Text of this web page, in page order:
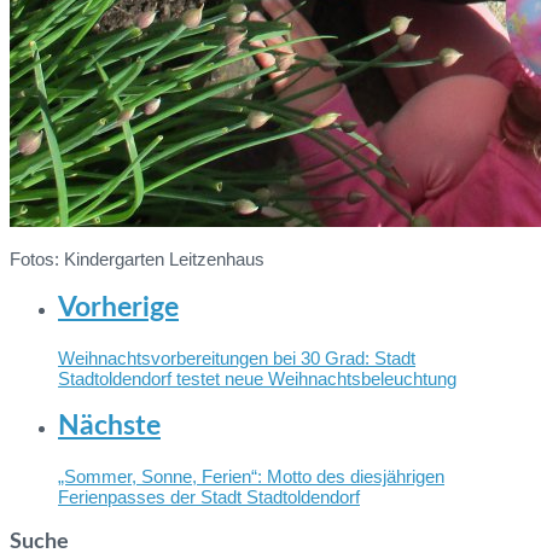
Fotos: Kindergarten Leitzenhaus
Vorherige
Weihnachtsvorbereitungen bei 30 Grad: Stadt
Stadtoldendorf testet neue Weihnachtsbeleuchtung
Nächste
„Sommer, Sonne, Ferien“: Motto des diesjährigen
Ferienpasses der Stadt Stadtoldendorf
Suche